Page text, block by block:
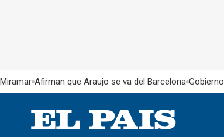
Afirman que Araujo se va del Barcelona